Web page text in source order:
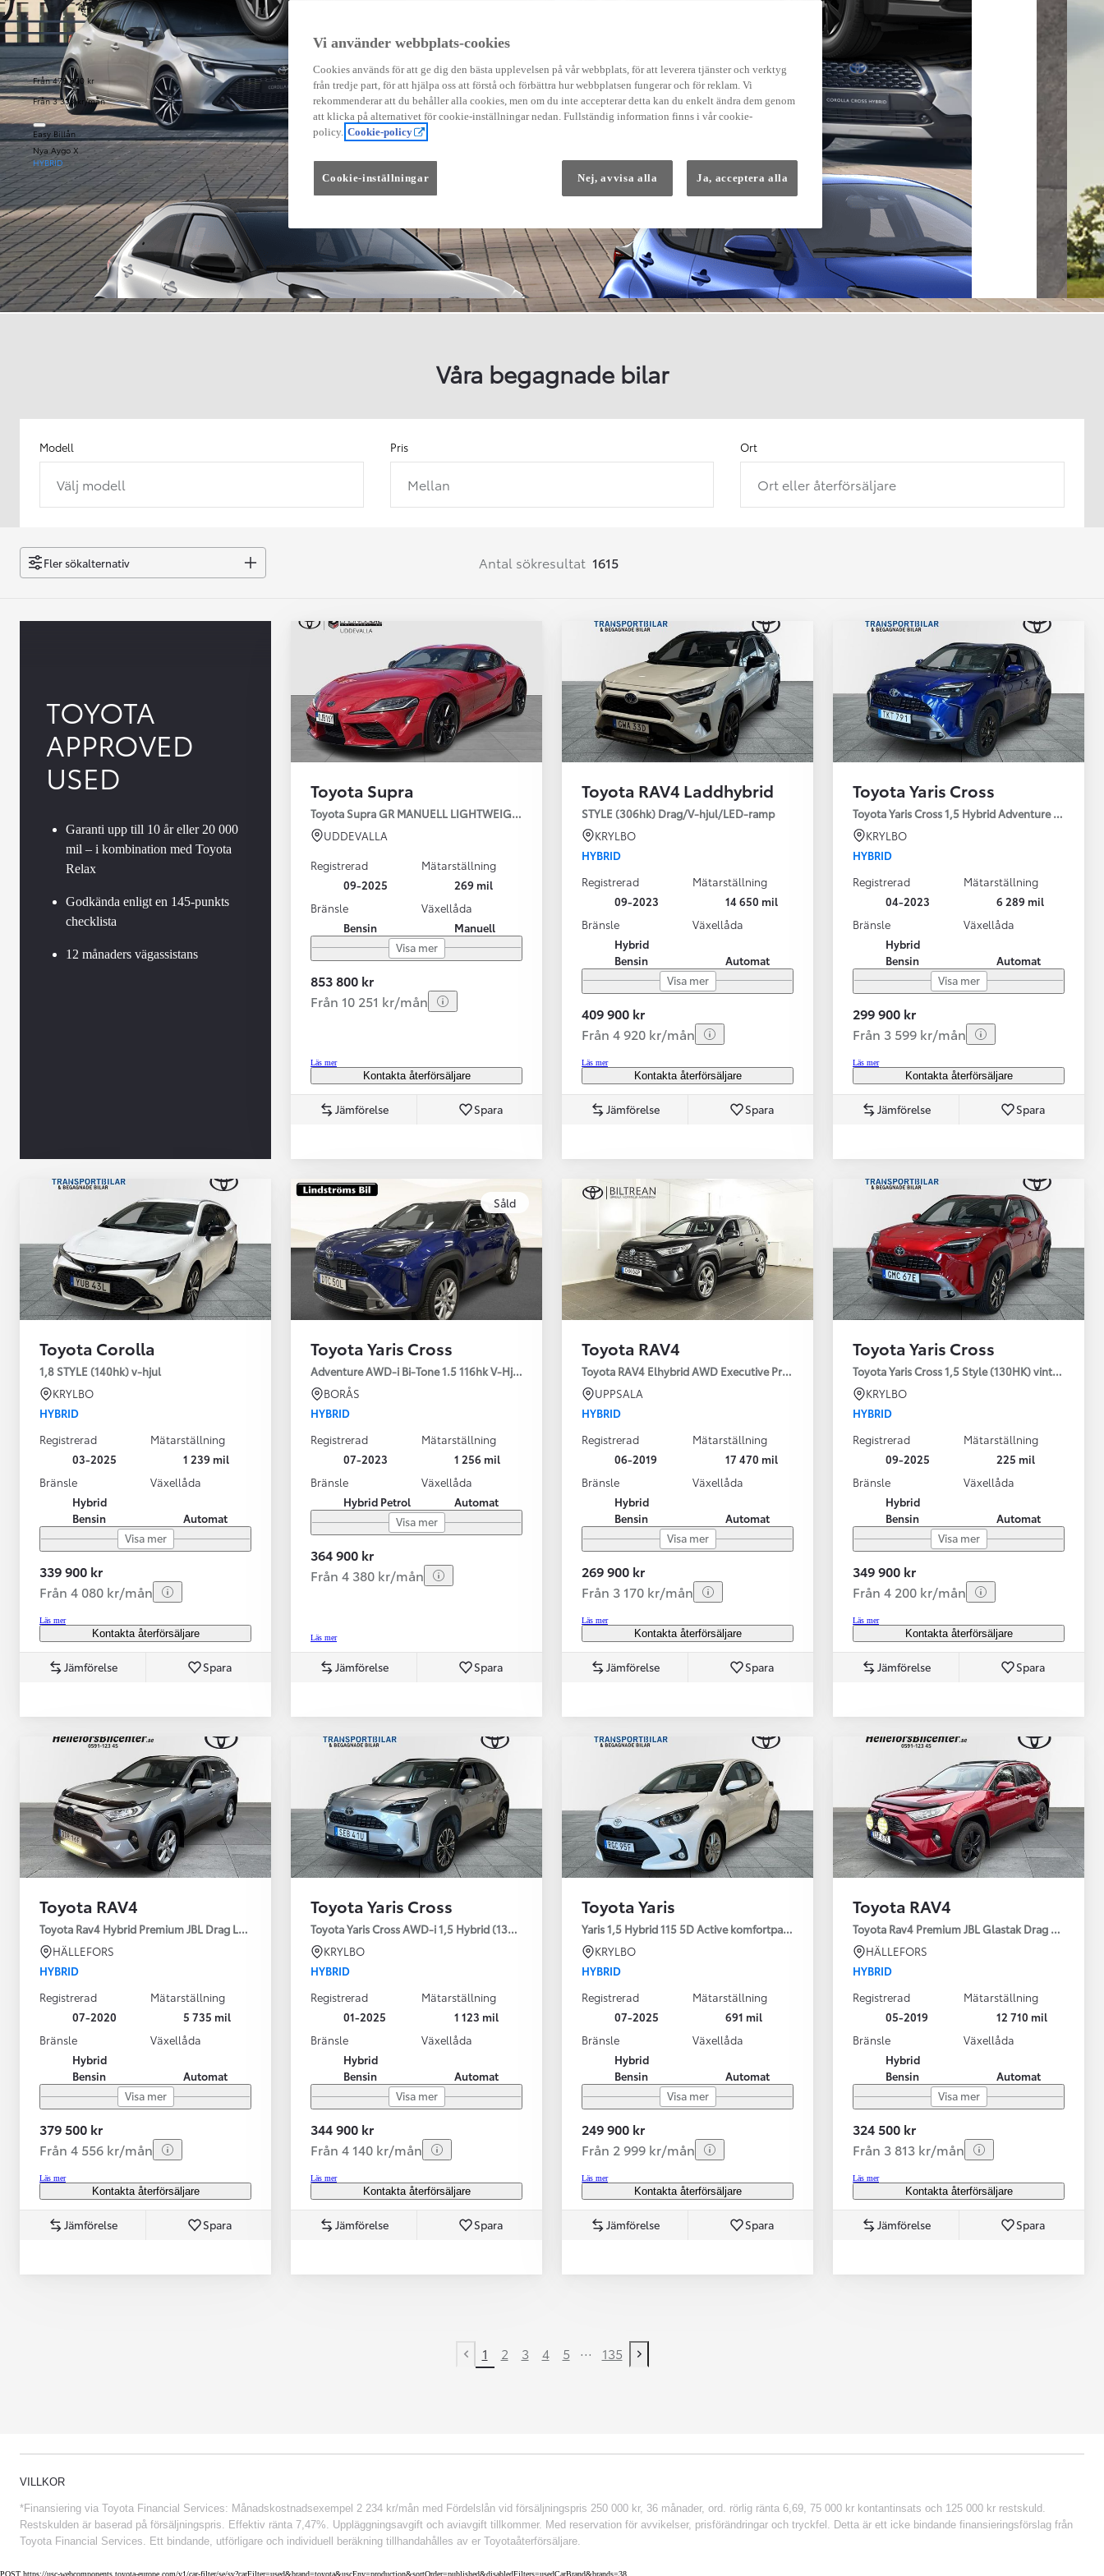
Från 479 900 kr
Från 3 333 kr/mån
Easy Billån
Från 569 900 kr
Från 3 958 kr/mån
Nya Aygo X
HYBRID
Från 238 900 kr
Easy Billån
HYBRID
GR Yaris
BENSIN
Från 599 900 kr
Corolla
HYBRID
Från 324 900 kr
Från 3 194 kr/mån
Nya Corolla Cross
Från 360 900 kr
Från 3 548 kr/mån
Easy Billån
Toyota C-HR
HYBRID & LADDHYBRID
Från 350 900 kr
Från 3 450 kr/mån
Easy Billån
Toyota GR Supra
BENSIN
Nya GR GT
The soul lives on
Vi har Sveriges mest nöjda
Toyota
När varje jobb
Våra begagnade bilar
Modell
Välj modell
Pris
Mellan
Ort
Ort eller återförsäljare
Fler sökalternativ Antal sökresultat 1615
TOYOTA
APPROVED
USED
Garanti upp till 10 år eller 20 000
mil – i kombination med Toyota
Relax
Godkända enligt en 145-punkts
checklista
12 månaders vägassistans
Toyota Supra
Toyota Supra GR MANUELL LIGHTWEIGHT EVO / OMG LEV! MOMSBIL!
UDDEVALLA
Registrerad
09-2025
Mätarställning
269 mil
Bränsle
Bensin
Växellåda
Manuell
Visa mer
853 800 kr
Från 10 251 kr/mån
Läs mer
Kontakta återförsäljare
Jämförelse Spara
Toyota RAV4 Laddhybrid
STYLE (306hk) Drag/V-hjul/LED-ramp
KRYLBO
HYBRID
Registrerad
09-2023
Mätarställning
14 650 mil
Bränsle
Hybrid
Bensin
Växellåda
Automat
Visa mer
409 900 kr
Från 4 920 kr/mån
Läs mer
Kontakta återförsäljare
Jämförelse Spara
Toyota Yaris Cross
Toyota Yaris Cross 1,5 Hybrid Adventure Drag V-
KRYLBO
HYBRID
Registrerad
04-2023
Mätarställning
6 289 mil
Bränsle
Hybrid
Bensin
Växellåda
Automat
Visa mer
299 900 kr
Från 3 599 kr/mån
Läs mer
Kontakta återförsäljare
Jämförelse Spara
Toyota Corolla
1,8 STYLE (140hk) v-hjul
KRYLBO
HYBRID
Registrerad
03-2025
Mätarställning
1 239 mil
Bränsle
Hybrid
Bensin
Växellåda
Automat
Visa mer
339 900 kr
Från 4 080 kr/mån
Läs mer
Kontakta återförsäljare
Jämförelse Spara
Såld
Toyota Yaris Cross
Adventure AWD-i Bi-Tone 1.5 116hk V-Hjul Drag JBL
BORÅS
HYBRID
Registrerad
07-2023
Mätarställning
1 256 mil
Bränsle
Hybrid Petrol
Växellåda
Automat
Visa mer
364 900 kr
Från 4 380 kr/mån
Läs mer
Jämförelse Spara
Toyota RAV4
Toyota RAV4 Elhybrid AWD Executive Premium Drag 360-kamera JBL
UPPSALA
HYBRID
Registrerad
06-2019
Mätarställning
17 470 mil
Bränsle
Hybrid
Bensin
Växellåda
Automat
Visa mer
269 900 kr
Från 3 170 kr/mån
Läs mer
Kontakta återförsäljare
Jämförelse Spara
Toyota Yaris Cross
Toyota Yaris Cross 1,5 Style (130HK) vinterhjul
KRYLBO
HYBRID
Registrerad
09-2025
Mätarställning
225 mil
Bränsle
Hybrid
Bensin
Växellåda
Automat
Visa mer
349 900 kr
Från 4 200 kr/mån
Läs mer
Kontakta återförsäljare
Jämförelse Spara
Toyota RAV4
Toyota Rav4 Hybrid Premium JBL Drag Led ramp Vhjul motorv
HÄLLEFORS
HYBRID
Registrerad
07-2020
Mätarställning
5 735 mil
Bränsle
Hybrid
Bensin
Växellåda
Automat
Visa mer
379 500 kr
Från 4 556 kr/mån
Läs mer
Kontakta återförsäljare
Jämförelse Spara
Toyota Yaris Cross
Toyota Yaris Cross AWD-i 1,5 Hybrid (130HK) Style V-hjul
KRYLBO
HYBRID
Registrerad
01-2025
Mätarställning
1 123 mil
Bränsle
Hybrid
Bensin
Växellåda
Automat
Visa mer
344 900 kr
Från 4 140 kr/mån
Läs mer
Kontakta återförsäljare
Jämförelse Spara
Toyota Yaris
Yaris 1,5 Hybrid 115 5D Active komfortpaket
KRYLBO
HYBRID
Registrerad
07-2025
Mätarställning
691 mil
Bränsle
Hybrid
Bensin
Växellåda
Automat
Visa mer
249 900 kr
Från 2 999 kr/mån
Läs mer
Kontakta återförsäljare
Jämförelse Spara
Toyota RAV4
Toyota Rav4 Premium JBL Glastak Drag Motorv
HÄLLEFORS
HYBRID
Registrerad
05-2019
Mätarställning
12 710 mil
Bränsle
Hybrid
Bensin
Växellåda
Automat
Visa mer
324 500 kr
Från 3 813 kr/mån
Läs mer
Kontakta återförsäljare
Jämförelse Spara
Previous page
1 2 3 4 5 ... 135
Next page
VILLKOR
*Finansiering via Toyota Financial Services: Månadskostnadsexempel 2 234 kr/mån med Fördelslån vid försäljningspris 250 000 kr, 36 månader, ord. rörlig ränta 6,69, 75 000 kr kontantinsats och 125 000 kr restskuld.
Restskulden är baserad på försäljningspris. Effektiv ränta 7,47%. Uppläggningsavgift och aviavgift tillkommer. Med reservation för avvikelser, prisförändringar och tryckfel. Detta är ett icke bindande finansieringsförslag från
Toyota Financial Services. Ett bindande, utförligare och individuell beräkning tillhandahålles av er Toyotaåterförsäljare.
POST https://usc-webcomponents.toyota-europe.com/v1/car-filter/se/sv?carFilter=used&brand=toyota&uscEnv=production&sortOrder=published&disabledFilters=usedCarBrand&brands=38
Vi använder webbplats-cookies
Cookies används för att ge dig den bästa upplevelsen på vår webbplats, för att leverera tjänster och verktyg
från tredje part, för att hjälpa oss att förstå och förbättra hur webbplatsen fungerar och för reklam. Vi
rekommenderar att du behåller alla cookies, men om du inte accepterar detta kan du enkelt ändra dem genom
att klicka på alternativet för cookie-inställningar nedan. Fullständig information finns i vår cookie-
policy. Cookie-policy
Cookie-inställningar Nej, avvisa alla Ja, acceptera alla